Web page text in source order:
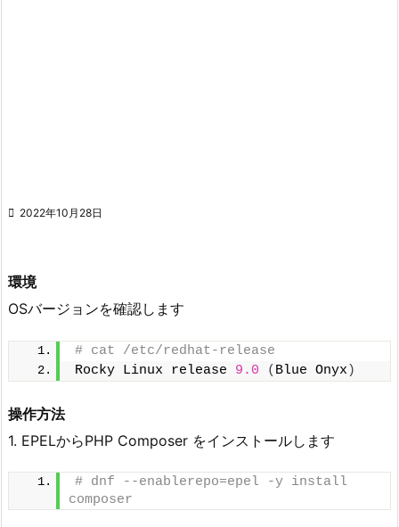
 2022年10月28日
環境
OSバージョンを確認します
# cat /etc/redhat-release
Rocky Linux release 9.0 ( Blue Onyx )
操作方法
1. EPELからPHP Composer をインストールします
# dnf --enablerepo=epel -y install
composer